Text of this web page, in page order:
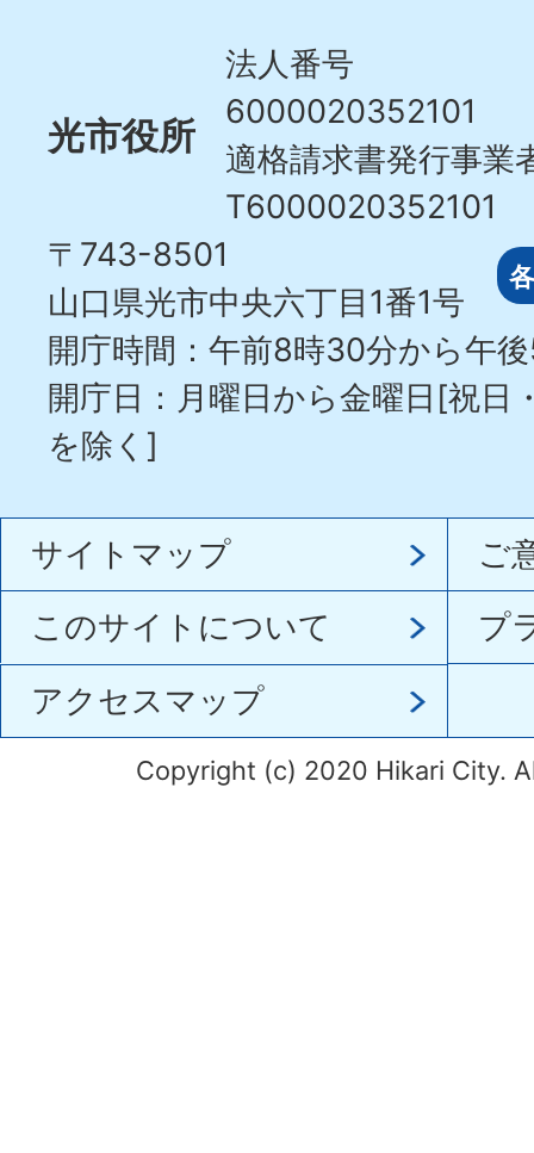
光市役所
法人番号
6000020352101
適格請求書発行事業
T6000020352101
〒743-8501
山口県光市中央六丁目1番1号
開庁時間：午前8時30分から午
開庁日：月曜日から金曜日[祝日
を除く]
サイトマップ
ご
このサイトについて
プ
アクセスマップ
Copyright (c) 2020 Hikari City.